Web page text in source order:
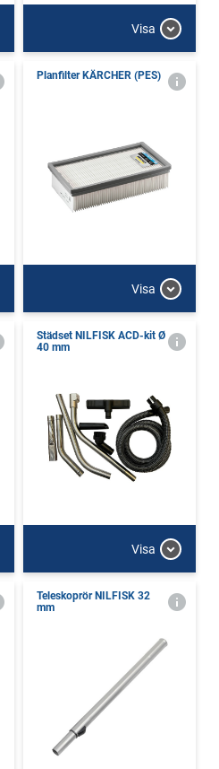
Visa
Planfilter KÄRCHER (PES)
Visa
Städset NILFISK ACD-kit Ø
40 mm
Visa
Teleskoprör NILFISK 32
mm